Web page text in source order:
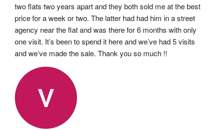
two flats two years apart and they both sold me at the best
price for a week or two. The latter had had him in a street
agency near the flat and was there for 6 months with only
one visit. It’s been to spend it here and we’ve had 5 visits
and we’ve made the sale. Thank you so much !!